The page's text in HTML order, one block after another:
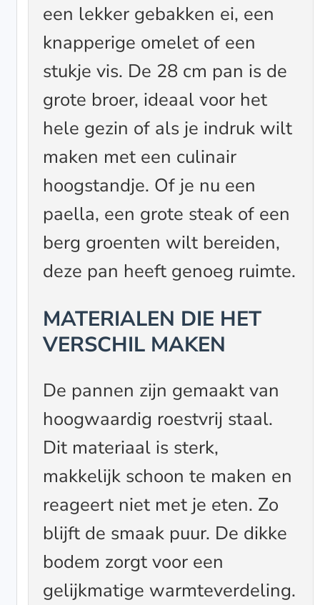
een lekker gebakken ei, een
knapperige omelet of een
stukje vis. De 28 cm pan is de
grote broer, ideaal voor het
hele gezin of als je indruk wilt
maken met een culinair
hoogstandje. Of je nu een
paella, een grote steak of een
berg groenten wilt bereiden,
deze pan heeft genoeg ruimte.
MATERIALEN DIE HET
VERSCHIL MAKEN
De pannen zijn gemaakt van
hoogwaardig roestvrij staal.
Dit materiaal is sterk,
makkelijk schoon te maken en
reageert niet met je eten. Zo
blijft de smaak puur. De dikke
bodem zorgt voor een
gelijkmatige warmteverdeling.